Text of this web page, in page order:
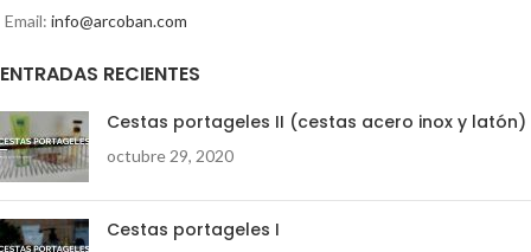
Email: info@arcoban.com
ENTRADAS RECIENTES
Cestas portageles II (cestas acero inox y latón)
octubre 29, 2020
Cestas portageles I